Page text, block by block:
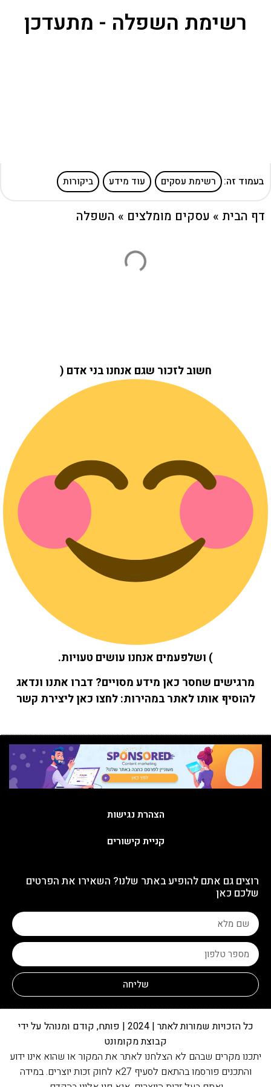
רשימת השפלה - מתעדכן
בעמוד זה: רשימת עסקים עוד מידע ביקורות
דף הבית » עסקים מומלצים » השפלה
חשוב לזכור שגם אנחנו בני אדם (
) ושלפעמים אנחנו עושים טעויות.
מרגישים שחסר כאן מידע מסויים? דברו אתנו ונדאג
להוסיף אותו לאתר במהירות:לחצו כאן ליצירת קשר
הצהרת נגישות
קניית קישורים
רוצים גם אתם להופיע באתר שלנו? השאירו את הפרטים
שלכם כאן
שליחה
כל הזכויות שמורות לאתר | 2024 | פותח, קודם ומנוהל על ידי
קבוצת מקומונט
יתכנו מקרים שבהם לא הצלחנו לאתר את המקור או שהוא אינו ידוע
והתכנים פורסמו בהתאם לסעיף 27א לחוק זכות יוצרים. במידה